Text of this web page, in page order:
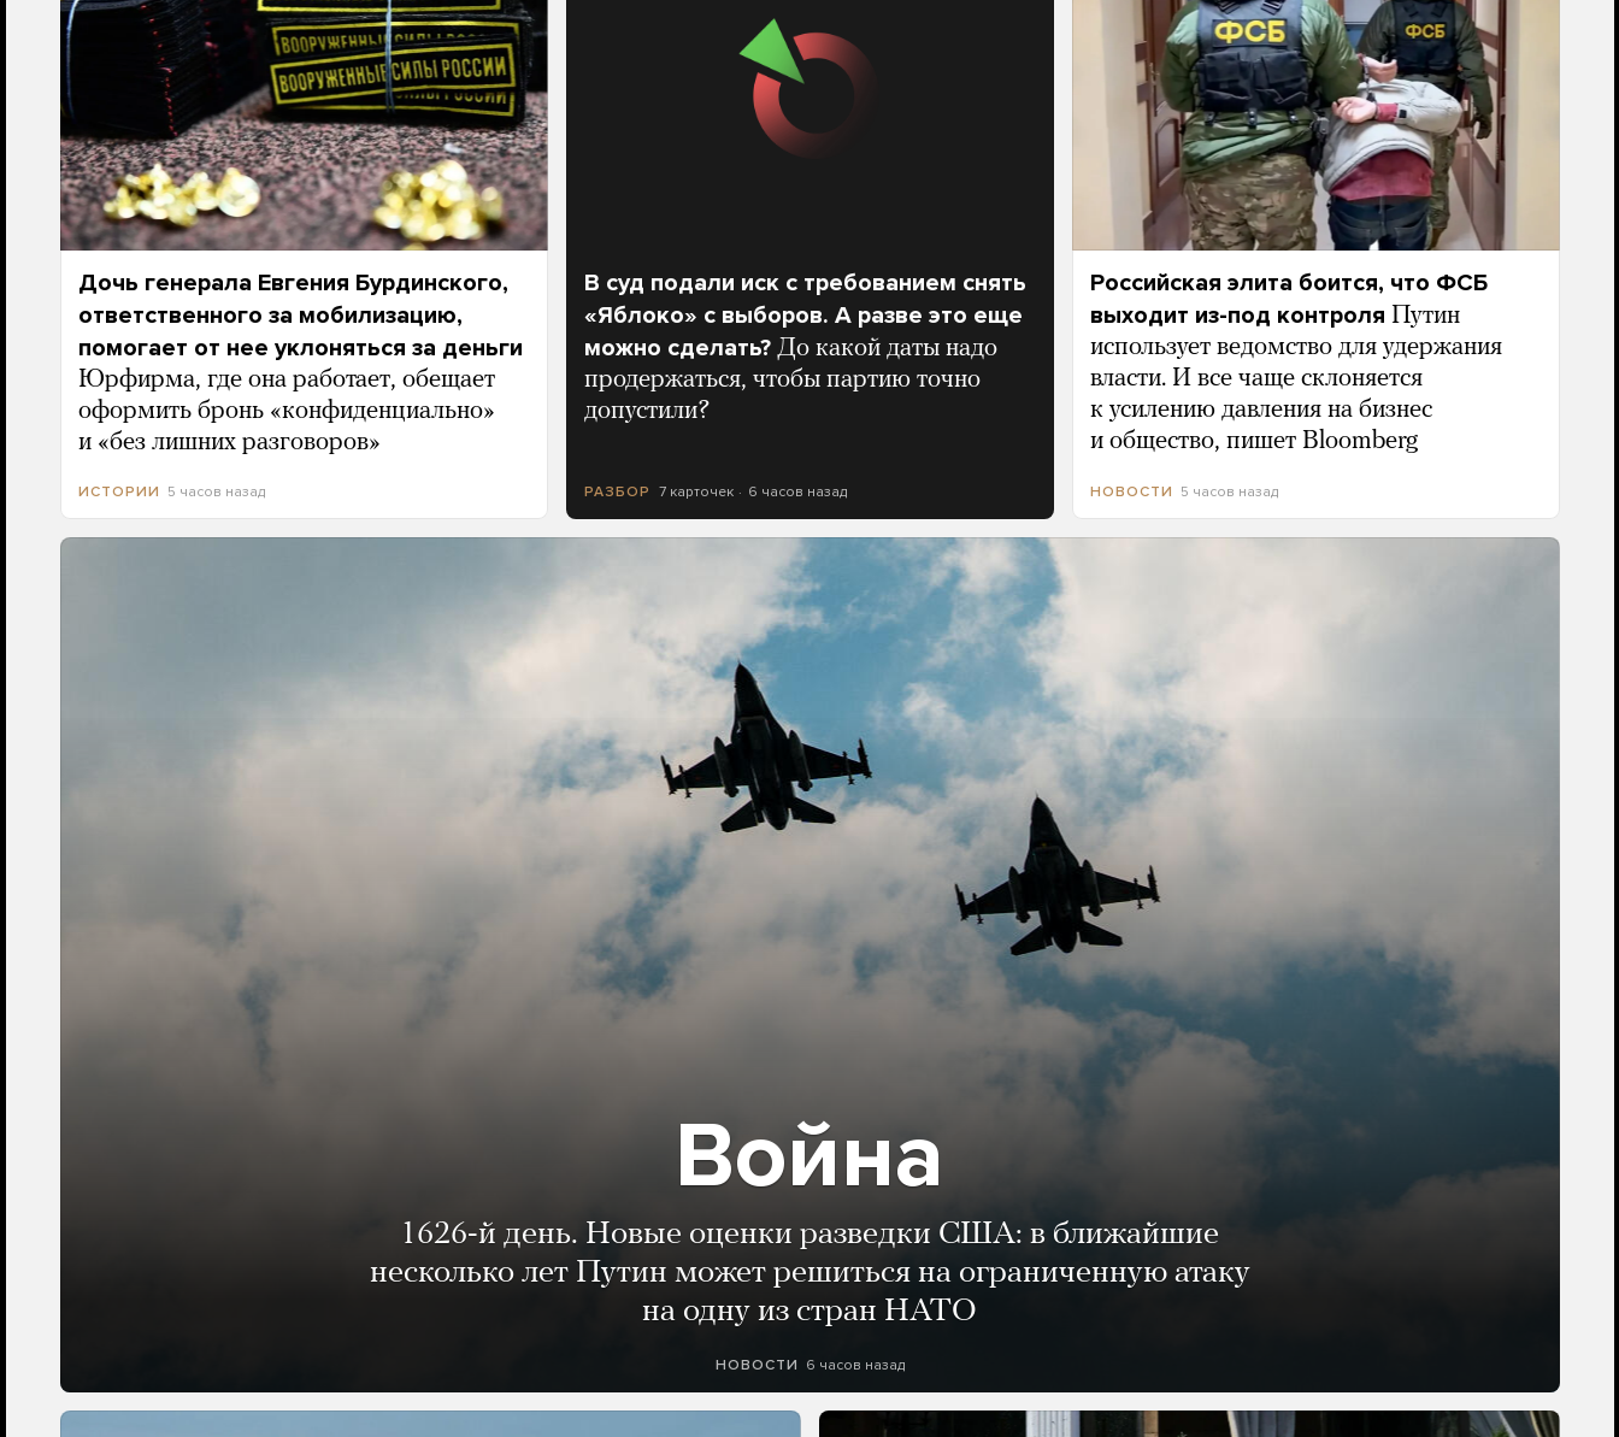
Дочь генерала Евгения Бурдинского,
ответственного за мобилизацию,
помогает от нее уклоняться за деньги
Юрфирма, где она работает, обещает
оформить бронь «конфиденциально»
и «без лишних разговоров»
ИСТОРИИ 5 часов назад
В суд подали иск с требованием снять
«Яблоко» с выборов. А разве это еще
можно сделать? До какой даты надо
продержаться, чтобы партию точно
допустили?
РАЗБОР 7 карточек 6 часов назад
Российская элита боится, что ФСБ
выходит из-под контроля Путин
использует ведомство для удержания
власти. И все чаще склоняется
к усилению давления на бизнес
и общество, пишет Bloomberg
НОВОСТИ 5 часов назад
Война
1626-й день. Новые оценки разведки США: в ближайшие
несколько лет Путин может решиться на ограниченную атаку
на одну из стран НАТО
НОВОСТИ 6 часов назад